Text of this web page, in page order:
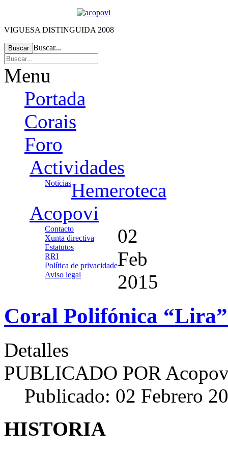
VIGUESA DISTINGUIDA 2008
Buscar Buscar...
Menu
Portada
Corais
Foro
Actividades
NoticiasHemeroteca
Acopovi
Contacto
Xunta directiva
Estatutos
RRI
Política de privacidade
Aviso legal
02
Feb
2015
Coral Polifónica
Detalles
PUBLICADO POR
Publicado: 02 Febrero
HISTORIA